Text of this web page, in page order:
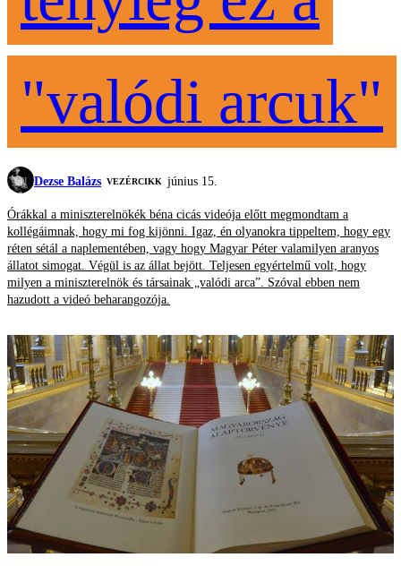
"valódi arcuk"
Dezse Balázs VEZÉRCIKK június 15.
Órákkal a miniszterelnökék béna cicás videója előtt megmondtam a
kollégáimnak, hogy mi fog kijönni. Igaz, én olyanokra tippeltem, hogy egy
réten sétál a naplementében, vagy hogy Magyar Péter valamilyen aranyos
állatot simogat. Végül is az állat bejött. Teljesen egyértelmű volt, hogy
milyen a miniszterelnök és társainak „valódi arca”. Szóval ebben nem
hazudott a videó beharangozója.